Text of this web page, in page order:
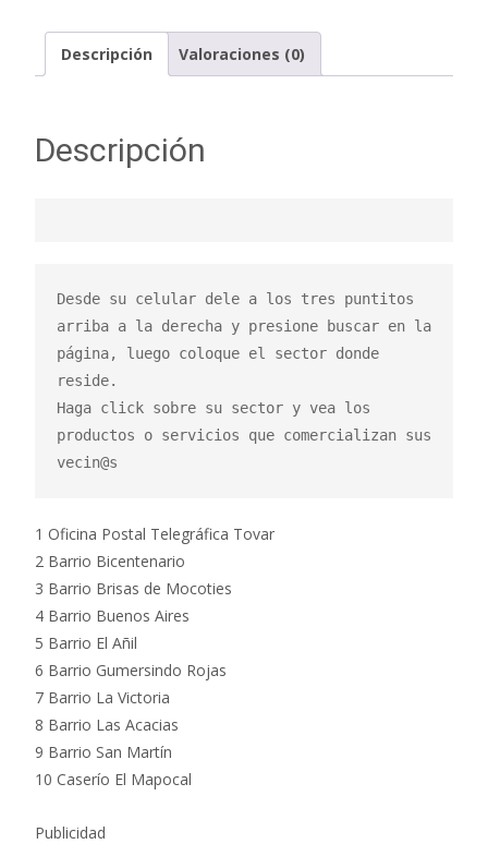
Descripción Valoraciones (0)
Descripción
Desde su celular dele a los tres puntitos
arriba a la derecha y presione buscar en la
página, luego coloque el sector donde
reside.
Haga click sobre su sector y vea los
productos o servicios que comercializan sus
vecin@s
1 Oficina Postal Telegráfica Tovar
2 Barrio Bicentenario
3 Barrio Brisas de Mocoties
4 Barrio Buenos Aires
5 Barrio El Añil
6 Barrio Gumersindo Rojas
7 Barrio La Victoria
8 Barrio Las Acacias
9 Barrio San Martín
10 Caserío El Mapocal
Publicidad